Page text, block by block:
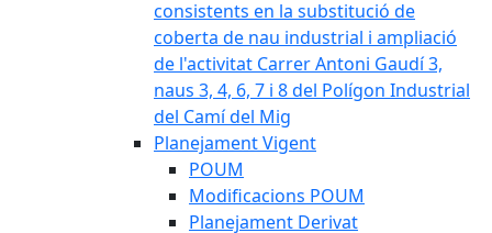
consistents en la substitució de
coberta de nau industrial i ampliació
de l'activitat Carrer Antoni Gaudí 3,
naus 3, 4, 6, 7 i 8 del Polígon Industrial
del Camí del Mig
Planejament Vigent
POUM
Modificacions POUM
Planejament Derivat